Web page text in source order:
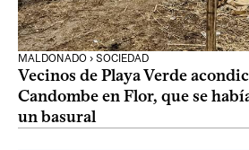
MALDONADO › SOCIEDAD
Vecinos de Playa Verde
Candombe en Flor, que se
un basural